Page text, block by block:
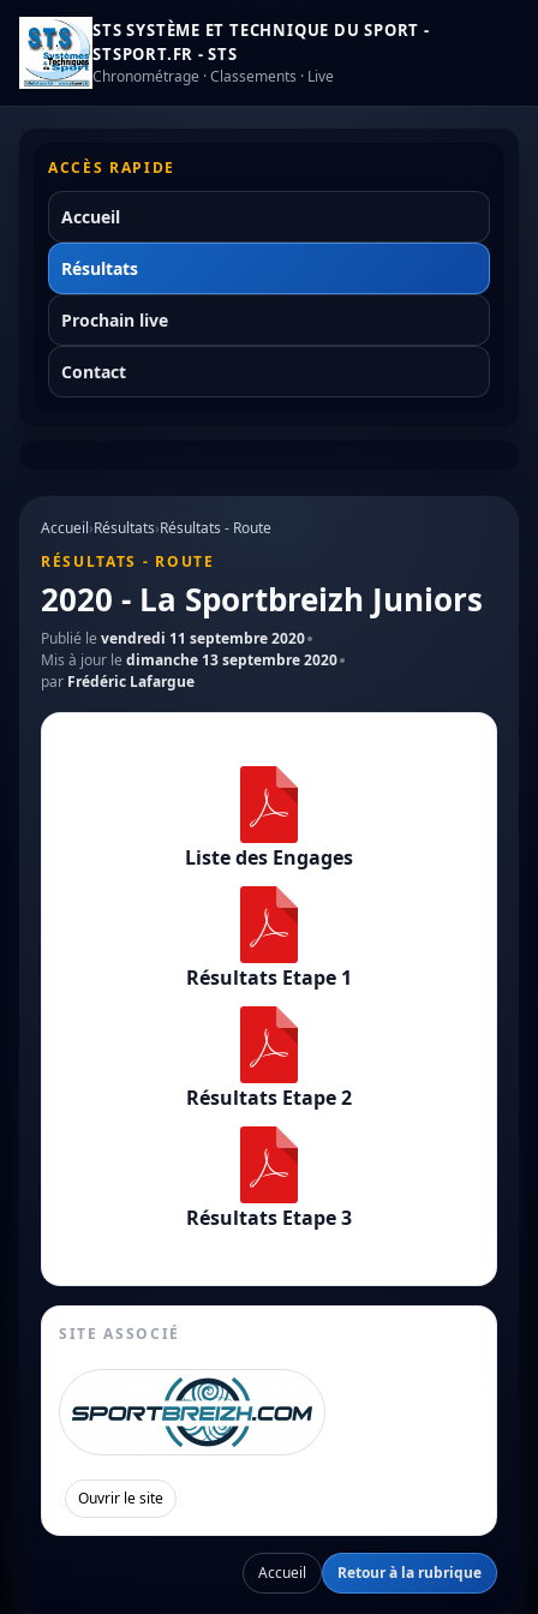
STS SYSTÈME ET TECHNIQUE DU SPORT -
STSPORT.FR - STS
Chronométrage · Classements · Live
ACCÈS RAPIDE
Accueil
Résultats
Prochain live
Contact
Accueil›Résultats›Résultats - Route
RÉSULTATS - ROUTE
2020 - La Sportbreizh Juniors
Publié le vendredi 11 septembre 2020
Mis à jour le dimanche 13 septembre 2020
par Frédéric Lafargue
Liste des Engages
Résultats Etape 1
Résultats Etape 2
Résultats Etape 3
SITE ASSOCIÉ
Ouvrir le site
Accueil Retour à la rubrique